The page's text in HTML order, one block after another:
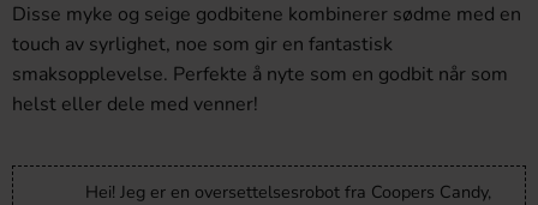
Disse myke og seige godbitene kombinerer sødme med en
touch av syrlighet, noe som gir en fantastisk
smaksopplevelse. Perfekte å nyte som en godbit når som
helst eller dele med venner!
Hei! Jeg er en oversettelsesrobot fra Coopers Candy,